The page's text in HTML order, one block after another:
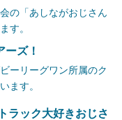
の「あしながおじさん
す。
ズ！
ーリーグワン所属のク
ます。
ラック大好きおじさ